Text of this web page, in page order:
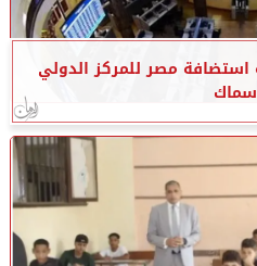
استضافة مصر للمركز الدولي